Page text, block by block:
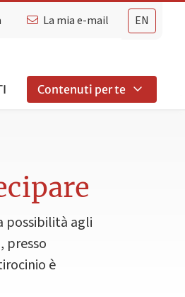
EN
La mia e-mail
Contenuti per te
possibilità agli
presso
è